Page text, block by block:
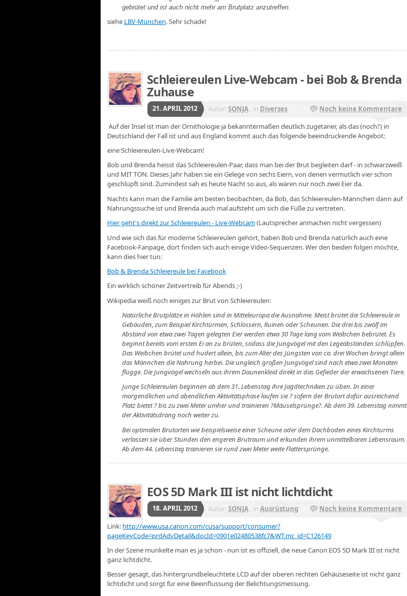
gebrütet und ist auch nicht mehr am Brutplatz anzutreffen.
siehe LBV-München. Sehr schade!
Schleiereulen Live-Webcam - bei Bob & Brenda
Zuhause
21. APRIL 2012 Autor:SONJA , in Diverses
Noch keine Kommentare
Auf der Insel ist man der Ornithologie ja bekanntermaßen deutlich zugetaner, als das (noch?) in
Deutschland der Fall ist und aus England kommt auch das folgende beeindruckende Angebot:
eine Schleiereulen-Live-Webcam!
Bob und Brenda heisst das Schleiereulen-Paar, dass man bei der Brut begleiten darf - in schwarzweiß
und MIT TON. Dieses Jahr haben sie ein Gelege von sechs Eiern, von denen vermutlich vier schon
geschlüpft sind. Zumindest sah es heute Nacht so aus, als wären nur noch zwei Eier da.
Nachts kann man die Familie am besten beobachten, da Bob, das Schleiereulen-Männchen dann auf
Nahrungssuche ist und Brenda auch mal aufsteht um sich die Füße zu vertreten.
Hier geht's direkt zur Schleiereulen - Live-Webcam(Lautsprecher anmachen nicht vergessen)
Und wie sich das für moderne Schleiereulen gehört, haben Bob und Brenda natürlich auch eine
Facebook-Fanpage, dort finden sich auch einige Video-Sequenzen. Wer den beiden folgen möchte,
kann dies hier tun:
Bob & Brenda Schleiereule bei Facebook
Ein wirklich schöner Zeitvertreib für Abends ;-)
Wikipedia weiß noch einiges zur Brut von Schleiereulen:
Natürliche Brutplätze in Höhlen sind in Mitteleuropa die Ausnahme. Meist brütet die Schleiereule in
Gebäuden, zum Beispiel Kirchtürmen, Schlössern, Ruinen oder Scheunen. Die drei bis zwölf im
Abstand von etwa zwei Tagen gelegten Eier werden etwa 30 Tage lang vom Weibchen bebrütet. Es
beginnt bereits vom ersten Ei an zu brüten, sodass die Jungvögel mit den Legeabständen schlüpfen.
Das Weibchen brütet und hudert allein, bis zum Alter des Jüngsten von ca. drei Wochen bringt allein
das Männchen die Nahrung herbei. Die ungleich großen Jungvögel sind nach etwa zwei Monaten
flügge. Die Jungvögel wechseln aus ihrem Daunenkleid direkt in das Gefieder der erwachsenen Tiere.
Junge Schleiereulen beginnen ab dem 31. Lebenstag ihre Jagdtechniken zu üben. In einer
morgendlichen und abendlichen Aktivitätsphase laufen sie ? sofern der Brutort dafür ausreichend
Platz bietet ? bis zu zwei Meter umher und trainieren ?Mäuselsprünge?. Ab dem 39. Lebenstag nimmt
der Aktivitätsdrang noch weiter zu.
Bei optimalen Brutorten wie beispielsweise einer Scheune oder dem Dachboden eines Kirchturms
verlassen sie über Stunden den engeren Brutraum und erkunden ihrem unmittelbaren Lebensraum.
Ab dem 44. Lebenstag trainieren sie rund zwei Meter weite Flattersprünge.
EOS 5D Mark III ist nicht lichtdicht
18. APRIL 2012 Autor:SONJA , in Ausrüstung
Noch keine Kommentare
Link: http://www.usa.canon.com/cusa/support/consumer?
pageKeyCode=prdAdvDetail&docId=0901e02480538fc7&WT.mc_id=C126149
In der Szene munkelte man es ja schon - nun ist es offiziell, die neue Canon EOS 5D Mark III ist nicht
ganz lichtdicht.
Besser gesagt, das hintergrundbeleuchtete LCD auf der oberen rechten Gehäuseseite ist nicht ganz
lichtdicht und sorgt für eine Beeinflussung der Belichtungsmessung.